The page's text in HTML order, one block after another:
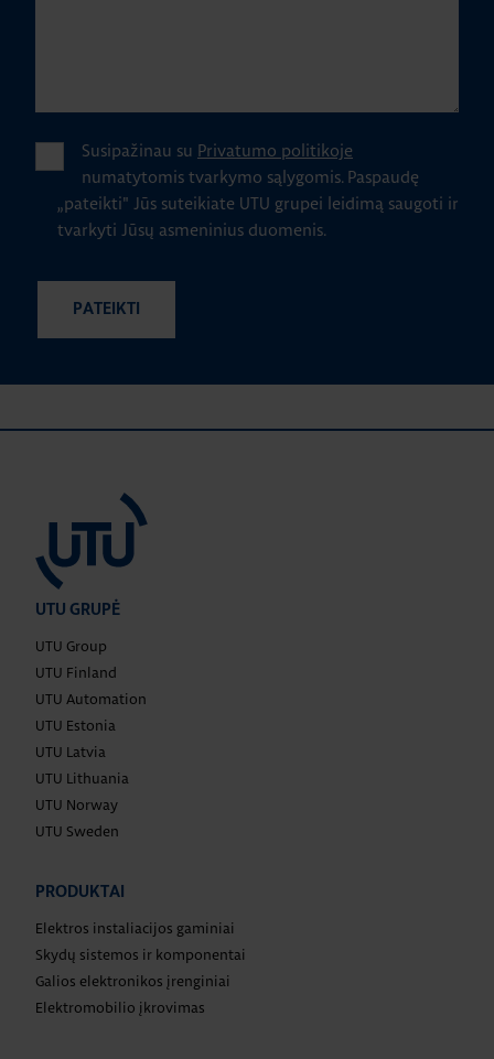
Susipažinau su Privatumo politikoje
numatytomis tvarkymo sąlygomis. Paspaudę
„pateikti" Jūs suteikiate UTU grupei leidimą saugoti ir
tvarkyti Jūsų asmeninius duomenis.
UTU GRUPĖ
UTU Group
UTU Finland
UTU Automation
UTU Estonia
UTU Latvia
UTU Lithuania
UTU Norway
UTU Sweden
PRODUKTAI
Elektros instaliacijos gaminiai
Skydų sistemos ir komponentai
Galios elektronikos įrenginiai
Elektromobilio įkrovimas